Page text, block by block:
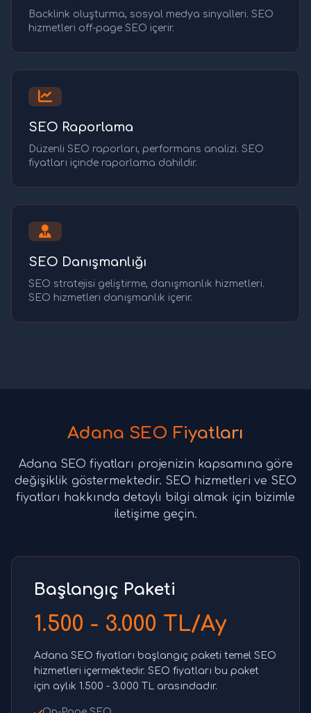
Backlink oluşturma, sosyal medya sinyalleri. SEO
hizmetleri off-page SEO içerir.
SEO Raporlama
Düzenli SEO raporları, performans analizi. SEO
fiyatları içinde raporlama dahildir.
SEO Danışmanlığı
SEO stratejisi geliştirme, danışmanlık hizmetleri.
SEO hizmetleri danışmanlık içerir.
Adana SEO Fiyatları
Adana SEO fiyatları projenizin kapsamına göre
değişiklik göstermektedir. SEO hizmetleri ve SEO
fiyatları hakkında detaylı bilgi almak için bizimle
iletişime geçin.
Başlangıç Paketi
1.500 - 3.000 TL/Ay
Adana SEO fiyatları başlangıç paketi temel SEO
hizmetleri içermektedir. SEO fiyatları bu paket
için aylık 1.500 - 3.000 TL arasındadır.